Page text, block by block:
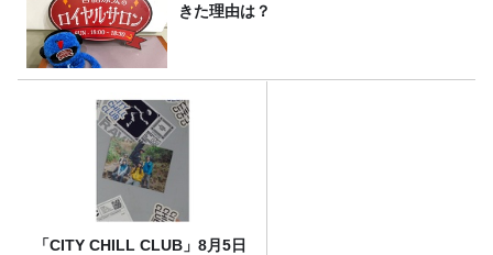
きた理由は？
「CITY CHILL CLUB」8月5日